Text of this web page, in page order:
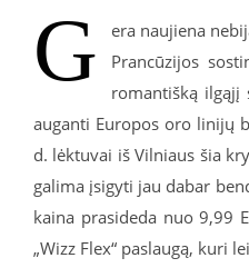
G
era naujiena
Prancūzijos
romantišką ilgąjį
auganti Europos oro linijų
d. lėktuvai iš Vilniaus šia
galima įsigyti jau dabar
kaina prasideda nuo 9,99
„Wizz Flex“ paslaugą, kuri